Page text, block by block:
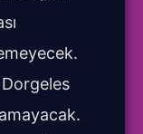
Dorgeles